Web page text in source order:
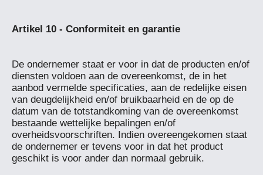
De ondernemer staat er voor in dat de producten en/of
diensten voldoen aan de overeenkomst, de in het
aanbod vermelde specificaties, aan de redelijke eisen
van deugdelijkheid en/of bruikbaarheid en de op de
datum van de totstandkoming van de overeenkomst
bestaande wettelijke bepalingen en/of
overheidsvoorschriften. Indien overeengekomen staat
de ondernemer er tevens voor in dat het product
geschikt is voor ander dan normaal gebruik.